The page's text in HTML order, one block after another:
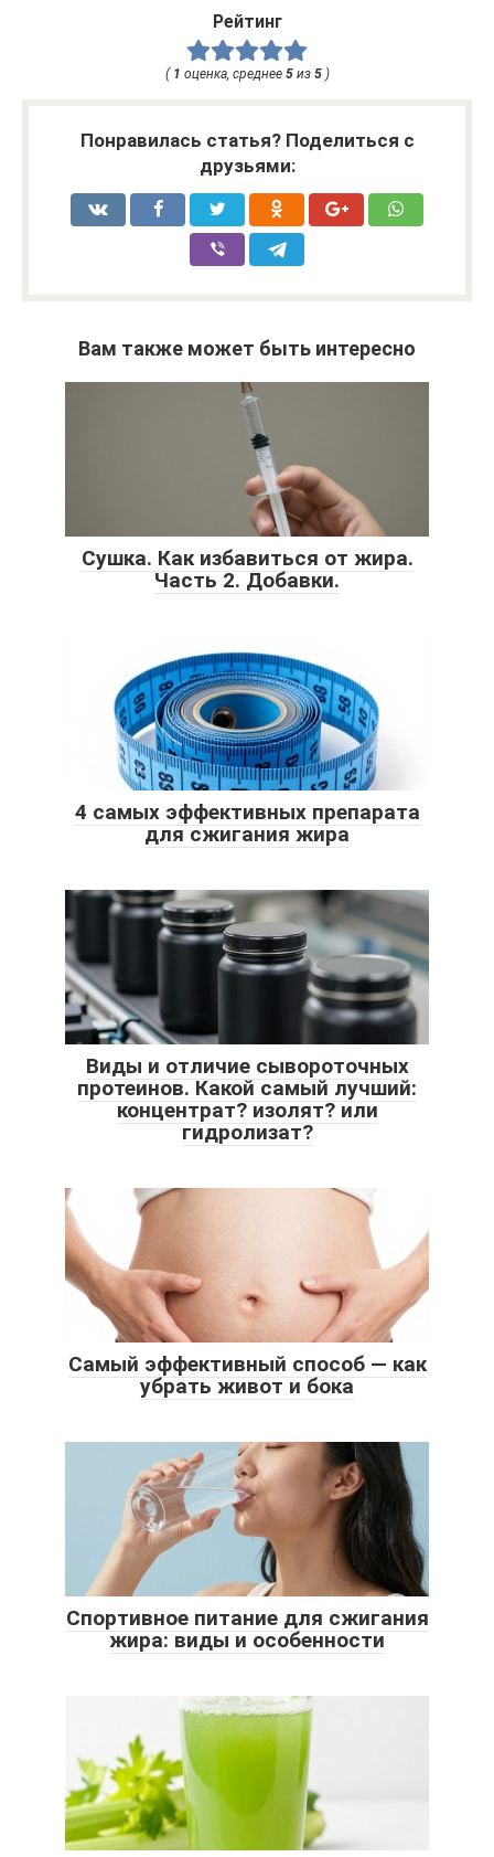
Рейтинг
( 1 оценка, среднее 5из 5)
Понравилась статья? Поделиться с
друзьями:
Вам также может быть интересно
Сушка. Как избавиться от жира.
Часть 2. Добавки.
4 самых эффективных препарата
для сжигания жира
Виды и отличие сывороточных
протеинов. Какой самый лучший:
концентрат? изолят? или
гидролизат?
Самый эффективный способ — как
убрать живот и бока
Спортивное питание для сжигания
жира: виды и особенности